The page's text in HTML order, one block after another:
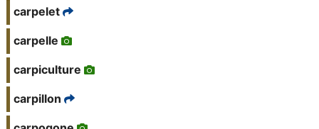
carpelet
carpelle
carpiculture
carpillon